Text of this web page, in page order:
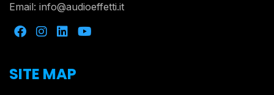
Email: info@audioeffetti.it
SITE MAP